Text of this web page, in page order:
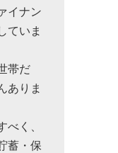
イナン
ていま
帯だ
ありま
く、
蓄・保